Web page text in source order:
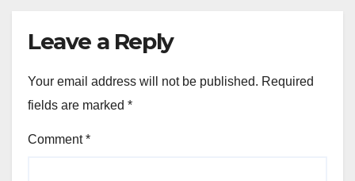
Leave a Reply
Your email address will not be published. Required
fields are marked *
Comment*